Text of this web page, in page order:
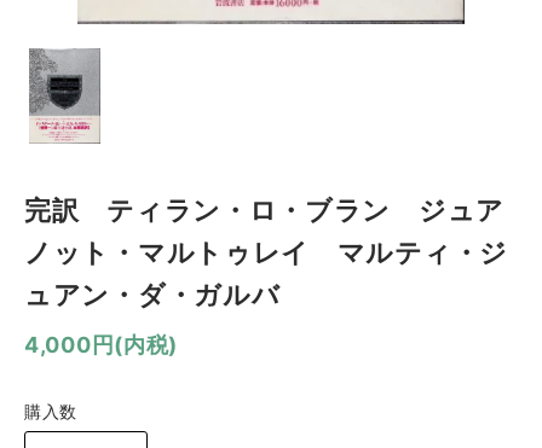
完訳 ティラン・ロ・ブラン ジュア
ノット・マルトゥレイ マルティ・ジ
ュアン・ダ・ガルバ
4,000円(内税)
購入数